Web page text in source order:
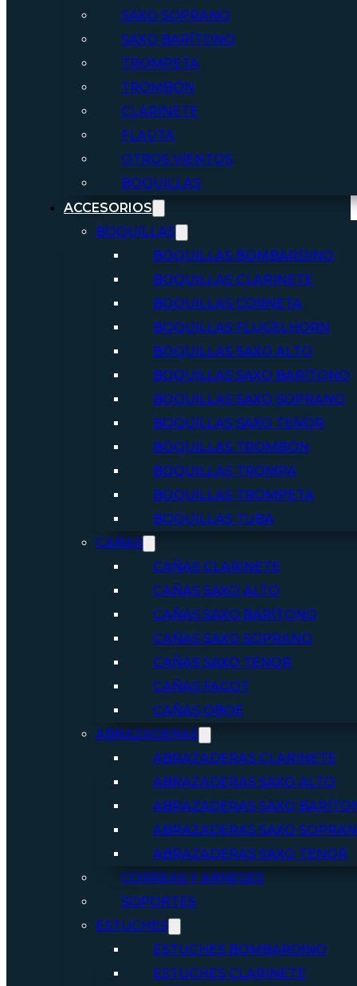
SAXO SOPRANO
SAXO BARÍTONO
TROMPETA
TROMBÓN
CLARINETE
FLAUTA
OTROS VIENTOS
BOQUILLAS
ACCESORIOS
BOQUILLAS
BOQUILLAS BOMBARDINO
BOQUILLAS CLARINETE
BOQUILLAS CORNETA
BOQUILLAS FLUGELHORN
BOQUILLAS SAXO ALTO
BOQUILLAS SAXO BARÍTONO
BOQUILLAS SAXO SOPRANO
BOQUILLAS SAXO TENOR
BOQUILLAS TROMBÓN
BOQUILLAS TROMPA
BOQUILLAS TROMPETA
BOQUILLAS TUBA
CAÑAS
CAÑAS CLARINETE
CAÑAS SAXO ALTO
CAÑAS SAXO BARÍTONO
CAÑAS SAXO SOPRANO
CAÑAS SAXO TENOR
CAÑAS FAGOT
CAÑAS OBOE
ABRAZADERAS
ABRAZADERAS CLARINETE
ABRAZADERAS SAXO ALTO
ABRAZADERAS SAXO
ABRAZADERAS SAXO
ABRAZADERAS SAXO TENOR
CORREAS Y ARNESES
SOPORTES
ESTUCHES
ESTUCHES BOMBARDINO
ESTUCHES CLARINETE